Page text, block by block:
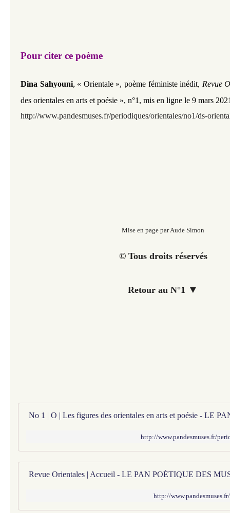
Pour citer ce poème
Dina Sahyouni, « Orientale », poème féministe inédit Revue
des orientales en arts et poésie », n°1, mis en ligne le 9 mars
http://www.pandesmuses.fr/periodiques/orientales/no1/ds-
Mise en page par Aude Simon
© Tous droits réservés
Retour au N°1 ▼
http://www.pandesmuses.fr/
Revue Orientales | Accueil - LE PAN POÉTIQUE DES
http://